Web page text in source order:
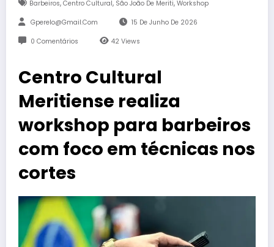
Barbeiros, Centro Cultural, São João De Meriti, Workshop
Gperelo@gmail.com 15 De Junho De 2026
0 Comentários 42 Views
Centro Cultural
Meritiense realiza
workshop para barbeiros
com foco em técnicas nos
cortes